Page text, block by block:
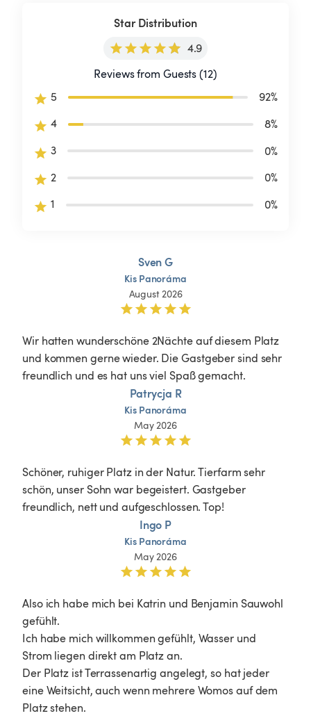
Star Distribution
4.9
Reviews from Guests (12)
5
92%
4
8%
3
0%
2
0%
1
0%
Sven G
Kis Panoráma
August 2026
Wir hatten wunderschöne 2Nächte auf diesem Platz
und kommen gerne wieder. Die Gastgeber sind sehr
freundlich und es hat uns viel Spaß gemacht.
Patrycja R
Kis Panoráma
May 2026
Schöner, ruhiger Platz in der Natur. Tierfarm sehr
schön, unser Sohn war begeistert. Gastgeber
freundlich, nett und aufgeschlossen. Top!
Ingo P
Kis Panoráma
May 2026
Also ich habe mich bei Katrin und Benjamin Sauwohl
gefühlt.
Ich habe mich willkommen gefühlt, Wasser und
Strom liegen direkt am Platz an.
Der Platz ist Terrassenartig angelegt, so hat jeder
eine Weitsicht, auch wenn mehrere Womos auf dem
Platz stehen.